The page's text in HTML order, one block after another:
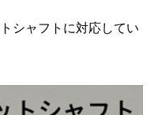
シャフトに対応してい